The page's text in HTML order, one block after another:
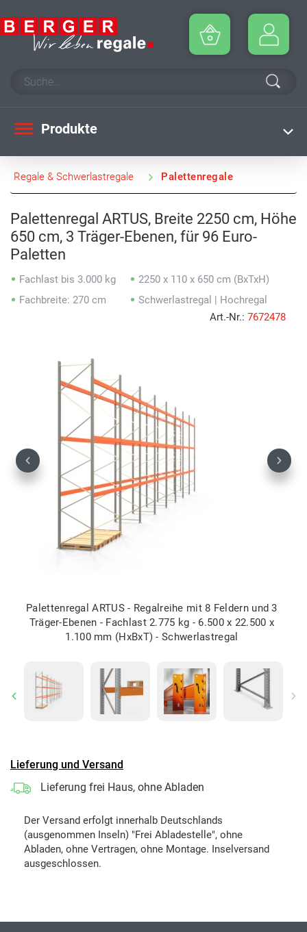
Produkte
Regale & Schwerlastregale Palettenregale
Palettenregal ARTUS, Breite 2250 cm, Höhe
650 cm, 3 Träger-Ebenen, für 96 Euro-
Paletten
Fachlast bis 3.000 kg
Fachbreite: 270 cm
2250 x 110 x 650 cm (BxTxH)
Schwerlastregal | Hochregal
Art.-Nr.: 7672478
Palettenregal ARTUS - Regalreihe mit 8 Feldern und 3
Träger-Ebenen - Fachlast 2.775 kg - 6.500 x 22.500 x
1.100 mm (HxBxT) - Schwerlastregal
Previous Next
Previous
Lieferung und Versand
Lieferung frei Haus, ohne Abladen
Der Versand erfolgt innerhalb Deutschlands
(ausgenommen Inseln) "Frei Abladestelle", ohne
Abladen, ohne Vertragen, ohne Montage. Inselversand
ausgeschlossen.